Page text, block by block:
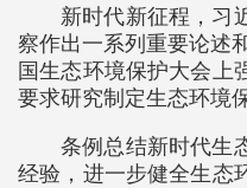
新时代新征程，习
察作出一系列重要论述
国生态环境保护大会上
要求研究制定生态环境
条例总结新时代生
经验，进一步健全生态